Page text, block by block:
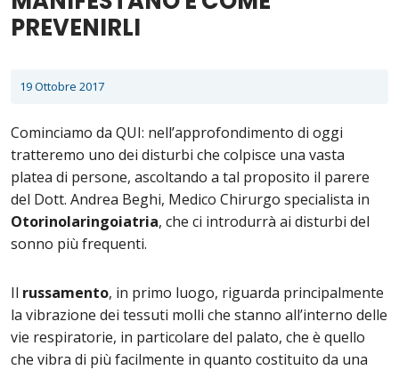
PREVENIRLI
19 Ottobre 2017
Cominciamo da QUI: nell’approfondimento di oggi
tratteremo uno dei disturbi che colpisce una vasta
platea di persone, ascoltando a tal proposito il parere
del Dott. Andrea Beghi, Medico Chirurgo specialista in
Otorinolaringoiatria, che ci introdurrà ai disturbi del
sonno più frequenti.
Il russamento, in primo luogo, riguarda principalmente
la vibrazione dei tessuti molli che stanno all’interno delle
vie respiratorie, in particolare del palato, che è quello
che vibra di più facilmente in quanto costituito da una